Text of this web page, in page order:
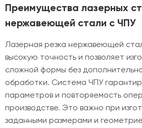
Преимущества лазерных
нержавеющей стали с ЧПУ
Лазерная резка нержавеющей
высокую точность и позволяет
сложной формы без
обработки. Система ЧПУ
параметров и повторяемость
производстве. Это важно при
заданными размерами и